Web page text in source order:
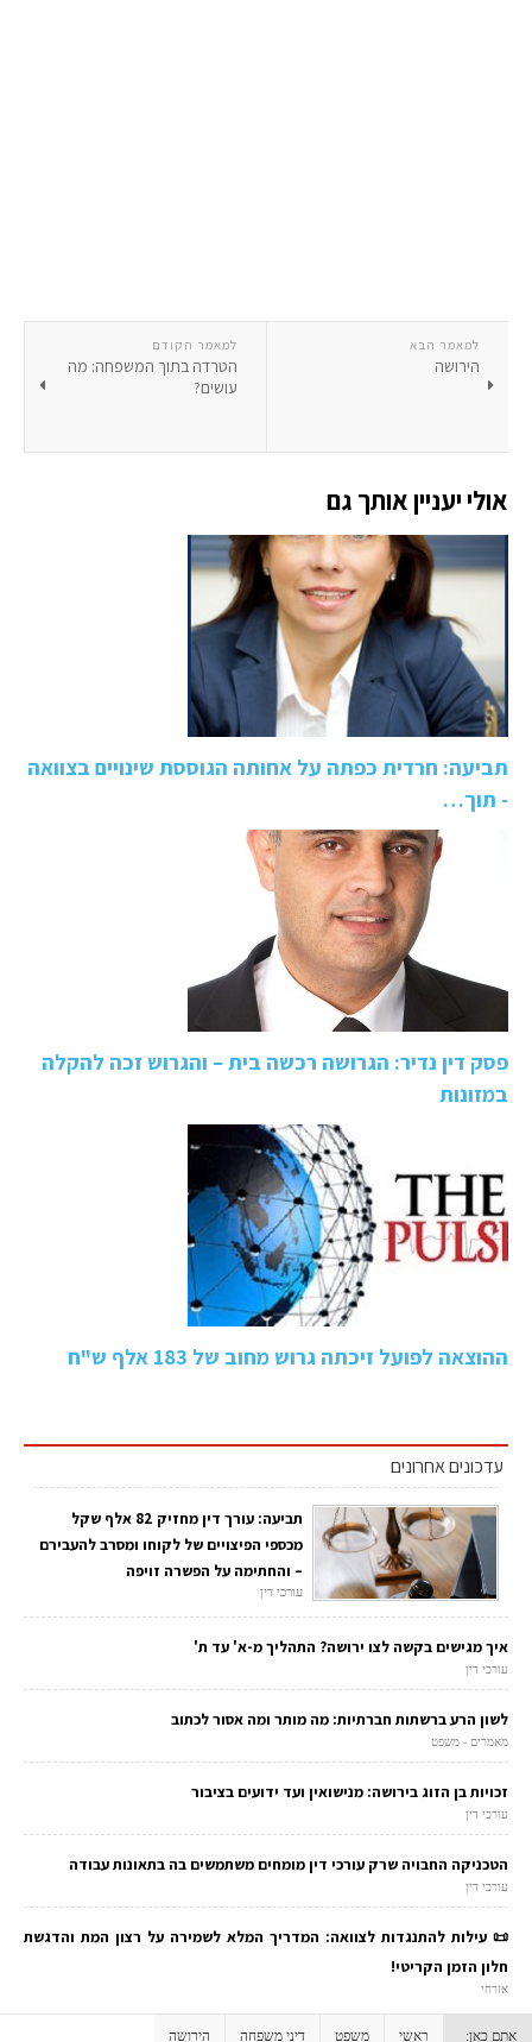
למאמר הקודם
הטרדה בתוך המשפחה: מה
עושים?
למאמר הבא
הירושה
אולי יעניין אותך גם
תביעה: חרדית כפתה על אחותה הגוססת שינויים בצוואה
- תוך…
פסק דין נדיר: הגרושה רכשה בית – והגרוש זכה להקלה
במזונות
ההוצאה לפועל זיכתה גרוש מחוב של 183 אלף ש"ח
עדכונים אחרונים
תביעה: עורך דין מחזיק 82 אלף שקל
מכספי הפיצויים של לקוחו ומסרב להעבירם
– והחתימה על הפשרה זויפה
עורכי דין
איך מגישים בקשה לצו ירושה? התהליך מ-א' עד ת'
עורכי דין
לשון הרע ברשתות חברתיות: מה מותר ומה אסור לכתוב
מאמרים - משפט
זכויות בן הזוג בירושה: מנישואין ועד ידועים בציבור
עורכי דין
הטכניקה החבויה שרק עורכי דין מומחים משתמשים בה בתאונות עבודה
עורכי דין
📜 עילות להתנגדות לצוואה: המדריך המלא לשמירה על רצון המת והדגשת
חלון הזמן הקריטי!
אזרחי
אתם כאן: ראשי משפט דיני משפחה הירושה